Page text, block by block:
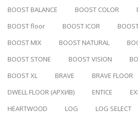
BOOST BALANCE
BOOST COLOR
BOOST floor
BOOST ICOR
BOOST MIX
BOOST NATURAL
BOOST STONE
BOOST VISION
BOOST XL
BRAVE BRAVE FLOOR
DWELL FLOOR (АРХИВ)
ENTICE
HEARTWOOD
LOG
LOG SELECT